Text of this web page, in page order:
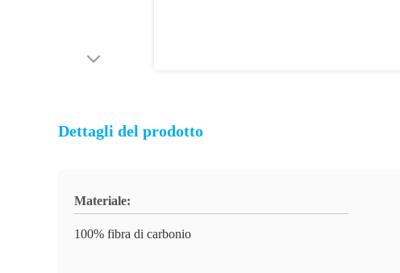
Dettagli del prodotto
Materiale:
100% fibra di carbonio